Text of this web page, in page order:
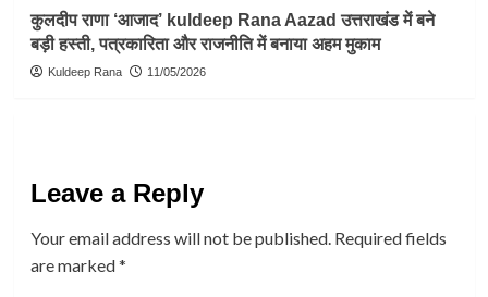
कुलदीप राणा ‘आजाद’ kuldeep Rana Aazad उत्तराखंड में बने
बड़ी हस्ती, पत्रकारिता और राजनीति में बनाया अहम मुकाम
Kuldeep Rana 11/05/2026
Leave a Reply
Your email address will not be published. Required fields
are marked*